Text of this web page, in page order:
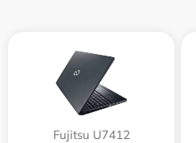
Fujitsu U7412